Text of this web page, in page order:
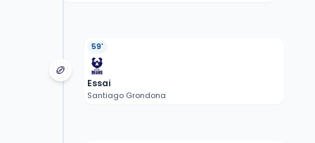
59'
Essai
Santiago Grondona